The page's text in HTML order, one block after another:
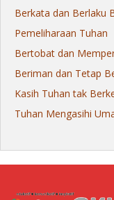
Berkata dan Berlaku
Pemeliharaan Tuhan
Bertobat dan
Beriman dan Tetap
Kasih Tuhan tak
Tuhan Mengasihi